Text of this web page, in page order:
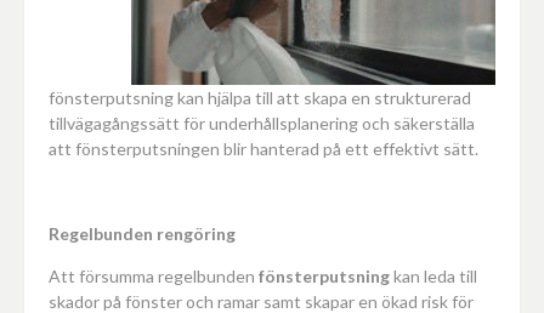
fönsterputsning kan hjälpa till att skapa en strukturerad
tillvägagångssätt för underhållsplanering och säkerställa
att fönsterputsningen blir hanterad på ett effektivt sätt.
Regelbunden rengöring
Att försumma regelbunden fönsterputsningkan leda till
skador på fönster och ramar samt skapar en ökad risk för